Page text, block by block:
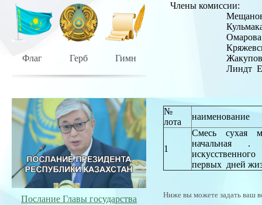
Флаг Герб Гимн
Послание Главы государства
Члены комиссии:
Мещанова
Жакупова
Линдт
№
лота
наименование
1
Смесь сухая
начальная
первых дней
Ниже вы можете задать ваш